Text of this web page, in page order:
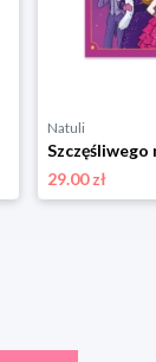
Natuli
29.00 zł